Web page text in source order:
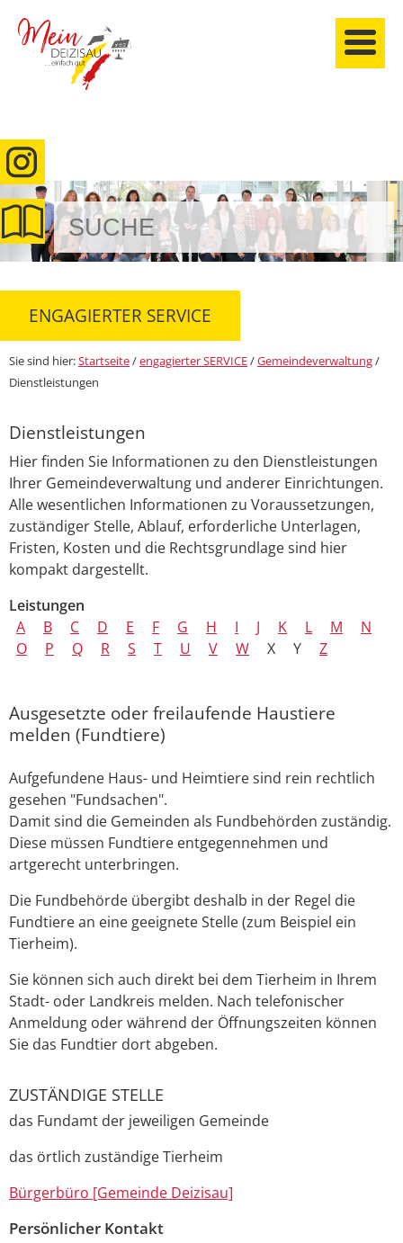
anmelden
ENGAGIERTER SERVICE
Sie sind hier:Startseite/engagierter SERVICE/Gemeindeverwaltung/
Dienstleistungen
Dienstleistungen
Hier finden Sie Informationen zu den Dienstleistungen
Ihrer Gemeindeverwaltung und anderer Einrichtungen.
Alle wesentlichen Informationen zu Voraussetzungen,
zuständiger Stelle, Ablauf, erforderliche Unterlagen,
Fristen, Kosten und die Rechtsgrundlage sind hier
kompakt dargestellt.
Leistungen
A
B C D E F G H I J K L M
N
O
P Q R S T U V W X Y Z
Ausgesetzte oder freilaufende Haustiere
melden (Fundtiere)
Aufgefundene Haus- und Heimtiere sind rein rechtlich
gesehen "Fundsachen".
Damit sind die Gemeinden als Fundbehörden zuständig.
Diese müssen Fundtiere entgegennehmen und
artgerecht unterbringen.
Die Fundbehörde übergibt deshalb in der Regel die
Fundtiere an eine geeignete Stelle(zum Beispiel ein
Tierheim).
Sie können sich auch direkt bei dem Tierheim in Ihrem
Stadt- oder Landkreis melden. Nach telefonischer
Anmeldung oder während der Öffnungszeiten können
Sie das Fundtier dort abgeben.
ZUSTÄNDIGE STELLE
das Fundamt der jeweiligen Gemeinde
das örtlich zuständige Tierheim
Bürgerbüro [Gemeinde Deizisau]
Persönlicher Kontakt